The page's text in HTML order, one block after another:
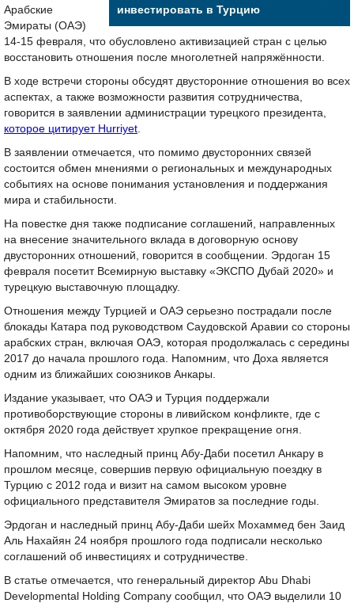
инвестировать в Турцию
Арабские
Эмираты (ОАЭ)
14-15 февраля, что обусловлено активизацией стран с целью
восстановить отношения после многолетней напряжённости.
В ходе встречи стороны обсудят двусторонние отношения во всех
аспектах, а также возможности развития сотрудничества,
говорится в заявлении администрации турецкого президента,
которое цитирует Hurriyet.
В заявлении отмечается, что помимо двусторонних связей
состоится обмен мнениями о региональных и международных
событиях на основе понимания установления и поддержания
мира и стабильности.
На повестке дня также подписание соглашений, направленных
на внесение значительного вклада в договорную основу
двусторонних отношений, говорится в сообщении. Эрдоган 15
февраля посетит Всемирную выставку «ЭКСПО Дубай 2020» и
турецкую выставочную площадку.
Отношения между Турцией и ОАЭ серьезно пострадали после
блокады Катара под руководством Саудовской Аравии со стороны
арабских стран, включая ОАЭ, которая продолжалась с середины
2017 до начала прошлого года. Напомним, что Доха является
одним из ближайших союзников Анкары.
Издание указывает, что ОАЭ и Турция поддержали
противоборствующие стороны в ливийском конфликте, где с
октября 2020 года действует хрупкое прекращение огня.
Напомним, что наследный принц Абу-Даби посетил Анкару в
прошлом месяце, совершив первую официальную поездку в
Турцию с 2012 года и визит на самом высоком уровне
официального представителя Эмиратов за последние годы.
Эрдоган и наследный принц Абу-Даби шейх Мохаммед бен Заид
Аль Нахайян 24 ноября прошлого года подписали несколько
соглашений об инвестициях и сотрудничестве.
В статье отмечается, что генеральный директор Abu Dhabi
Developmental Holding Company сообщил, что ОАЭ выделили 10